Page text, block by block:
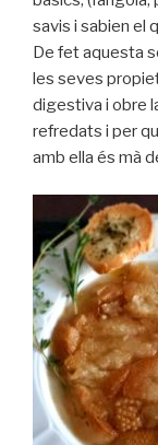
savis i sabien el
De fet aquesta
les seves
digestiva i obre
refredats i per
amb ella és mà